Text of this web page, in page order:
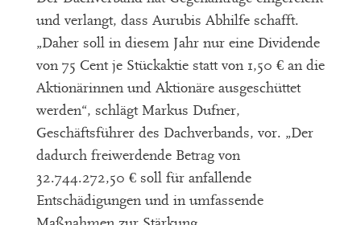
und verlangt, dass Aurubis Abhilfe schafft.
„Daher soll in diesem Jahr nur eine Dividende
von 75 Cent je Stückaktie statt von 1,50 € an die
Aktionärinnen und Aktionäre ausgeschüttet
werden“, schlägt Markus Dufner,
Geschäftsführer des Dachverbands, vor. „Der
dadurch freiwerdende Betrag von
32.744.272,50 € soll für anfallende
Entschädigungen und in umfassende